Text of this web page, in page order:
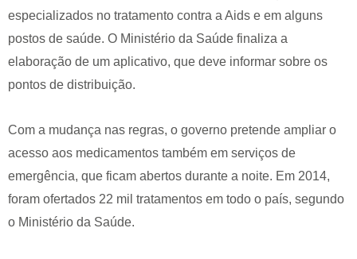
especializados no tratamento contra a Aids e em alguns
postos de saúde. O Ministério da Saúde finaliza a
elaboração de um aplicativo, que deve informar sobre os
pontos de distribuição.
Com a mudança nas regras, o governo pretende ampliar o
acesso aos medicamentos também em serviços de
emergência, que ficam abertos durante a noite. Em 2014,
foram ofertados 22 mil tratamentos em todo o país, segundo
o Ministério da Saúde.